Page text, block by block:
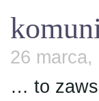
26 marca,
… to